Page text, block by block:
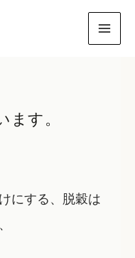
す。
にする、脱穀は